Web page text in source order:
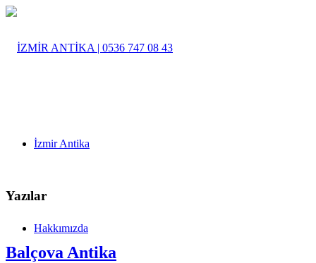
İzmir Antika
Hakkımızda
Yazılar
Balçova Antika